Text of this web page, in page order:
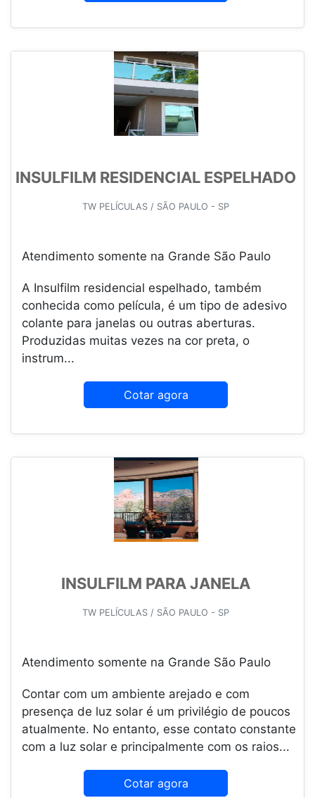
INSULFILM RESIDENCIAL ESPELHADO
TW PELÍCULAS / SÃO PAULO - SP
Atendimento somente na Grande São Paulo
A Insulfilm residencial espelhado, também
conhecida como película, é um tipo de adesivo
colante para janelas ou outras aberturas.
Produzidas muitas vezes na cor preta, o
instrum...
Cotar agora
INSULFILM PARA JANELA
TW PELÍCULAS / SÃO PAULO - SP
Atendimento somente na Grande São Paulo
Contar com um ambiente arejado e com
presença de luz solar é um privilégio de poucos
atualmente. No entanto, esse contato constante
com a luz solar e principalmente com os raios...
Cotar agora